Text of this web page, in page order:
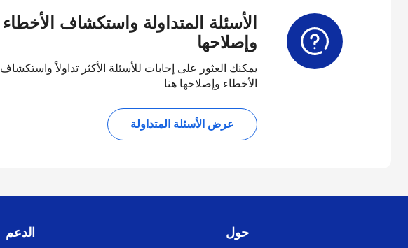
الأسئلة المتداولة واستكشاف الأخطاء
وإصلاحها
يمكنك العثور على إجابات للأسئلة الأكثر تداولاً واستكشاف
الأخطاء وإصلاحها هنا
عرض الأسئلة المتداولة
حول الدعم